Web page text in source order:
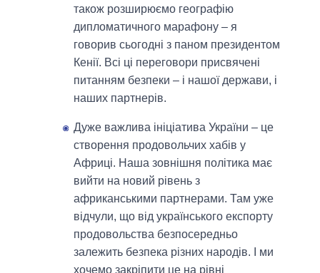
також розширюємо географію
дипломатичного марафону – я
говорив сьогодні з паном президентом
Кенії. Всі ці переговори присвячені
питанням безпеки – і нашої держави, і
наших партнерів.
Дуже важлива ініціатива України – це
створення продовольчих хабів у
Африці. Наша зовнішня політика має
вийти на новий рівень з
африканськими партнерами. Там уже
відчули, що від українського експорту
продовольства безпосередньо
залежить безпека різних народів. І ми
хочемо закріпити це на рівні